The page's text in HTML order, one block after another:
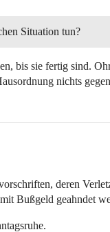
Situation tun?
bis sie fertig sind.
nichts
deren
Bußgeld geahndet